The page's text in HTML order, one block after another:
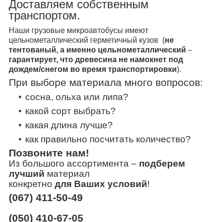
Доставляем собственным
транспортом.
Наши грузовые микроавтобусы имеют
цельнометаллический герметичный кузов (не
тентованый, а именно цельнометаллический –
гарантирует, что древесина не намокнет под
дождем/снегом во время транспортировки).
При выборе материала много вопросов:
сосна, ольха или липа?
какой сорт выбрать?
какая длина лучше?
как правильно посчитать количество?
Позвоните нам!
Из большого ассортимента – подберем
лучший материал
конкретно для Ваших условий!
(067) 411-50-49
(050) 410-67-05